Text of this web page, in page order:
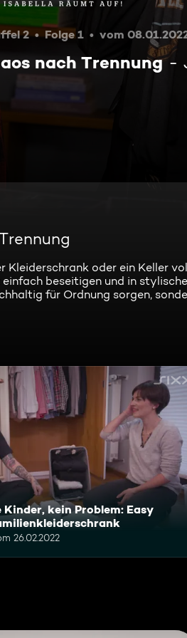
2 Folge 1 vom
nach Trennung
Kleiderschrank oder ein Keller
beseitigen und in
für Ordnung sorgen,
Kinder, kein Problem: Easy
26.02.2022